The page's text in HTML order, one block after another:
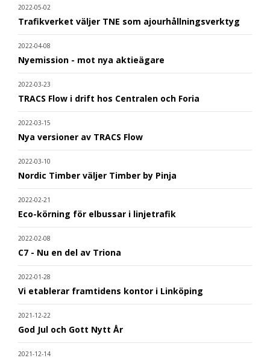
2022-05-02
Trafikverket väljer TNE som ajourhållningsverktyg
2022-04-08
Nyemission - mot nya aktieägare
2022-03-23
TRACS Flow i drift hos Centralen och Foria
2022-03-15
Nya versioner av TRACS Flow
2022-03-10
Nordic Timber väljer Timber by Pinja
2022-02-21
Eco-körning för elbussar i linjetrafik
2022-02-08
C7 - Nu en del av Triona
2022-01-28
Vi etablerar framtidens kontor i Linköping
2021-12-22
God Jul och Gott Nytt År
2021-12-14